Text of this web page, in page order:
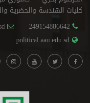
كليات الهندسة والحضرية
249154886642
political.aau.edu.sd